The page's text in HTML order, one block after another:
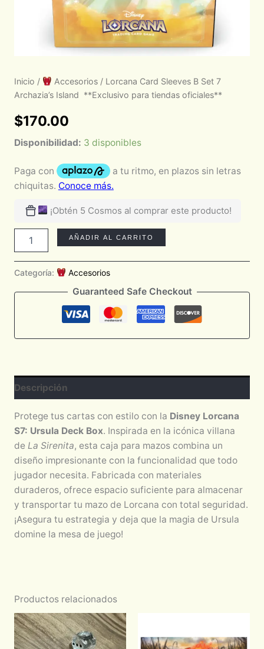
Inicio / Accesorios / Lorcana Card Sleeves B Set 7
Archazia’s Island **Exclusivo para tiendas oficiales**
$170.00
Disponibilidad: 3 disponibles
¡Obtén 5 Cosmos al comprar este producto!
AÑADIR AL CARRITO
Categoría: Accesorios
Guaranteed Safe Checkout
Descripción
Protege tus cartas con estilo con la Disney Lorcana
S7: Ursula Deck Box. Inspirada en la icónica villana
de La Sirenita, esta caja para mazos combina un
diseño impresionante con la funcionalidad que todo
jugador necesita. Fabricada con materiales
duraderos, ofrece espacio suficiente para almacenar
y transportar tu mazo de Lorcana con total seguridad.
¡Asegura tu estrategia y deja que la magia de Ursula
domine la mesa de juego!
Productos relacionados